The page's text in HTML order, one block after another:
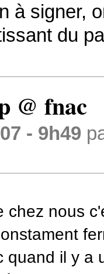
à signer,
du
@ fnac
- 9h49
chez nous
quand il y a